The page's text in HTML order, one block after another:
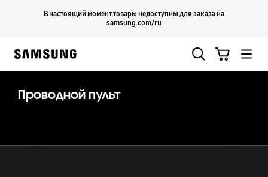
В настоящий момент товары недоступны для заказа на
samsung.com/ru
Продолжить
Проводной пульт